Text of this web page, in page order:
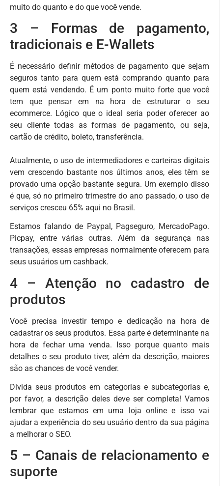
muito do quanto e do que você vende.
3 – Formas de pagamento,
tradicionais e E-Wallets
É necessário definir métodos de pagamento que sejam
seguros tanto para quem está comprando quanto para
quem está vendendo. É um ponto muito forte que você
tem que pensar em na hora de estruturar o seu
ecommerce. Lógico que o ideal seria poder oferecer ao
seu cliente todas as formas de pagamento, ou seja,
cartão de crédito, boleto, transferência.
Atualmente, o uso de intermediadores e carteiras digitais
vem crescendo bastante nos últimos anos, eles têm se
provado uma opção bastante segura. Um exemplo disso
é que, só no primeiro trimestre do ano passado, o uso de
serviços cresceu 65% aqui no Brasil.
Estamos falando de Paypal, Pagseguro, MercadoPago.
Picpay, entre várias outras. Além da segurança nas
transações, essas empresas normalmente oferecem para
seus usuários um cashback.
4 – Atenção no cadastro de
produtos
Você precisa investir tempo e dedicação na hora de
cadastrar os seus produtos. Essa parte é determinante na
hora de fechar uma venda. Isso porque quanto mais
detalhes o seu produto tiver, além da descrição, maiores
são as chances de você vender.
Divida seus produtos em categorias e subcategorias e,
por favor, a descrição deles deve ser completa! Vamos
lembrar que estamos em uma loja online e isso vai
ajudar a experiência do seu usuário dentro da sua página
a melhorar o SEO.
5 – Canais de relacionamento e
suporte